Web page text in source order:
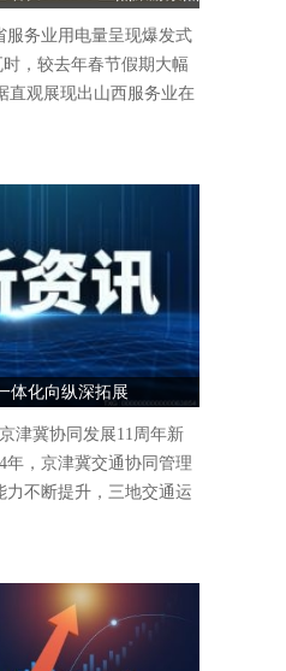
爆棚
服务业用电量呈现爆发式
，较去年春节假期大幅
直观展现出山西服务业在
体化向纵深拓展
津冀协同发展11周年新
年，京津冀交通协同管理
力不断提升，三地交通运